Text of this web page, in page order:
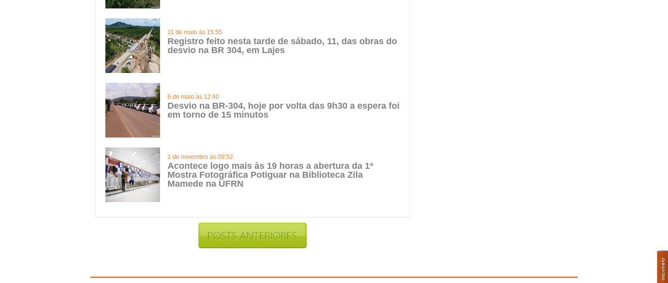
11 de maio às 15:55
Registro feito nesta tarde de sábado, 11, das obras do
desvio na BR 304, em Lajes
6 de maio às 12:40
Desvio na BR-304, hoje por volta das 9h30 a espera foi
em torno de 15 minutos
1 de novembro às 09:52
Acontece logo mais às 19 horas a abertura da 1ª
Mostra Fotográfica Potiguar na Biblioteca Zila
Mamede na UFRN